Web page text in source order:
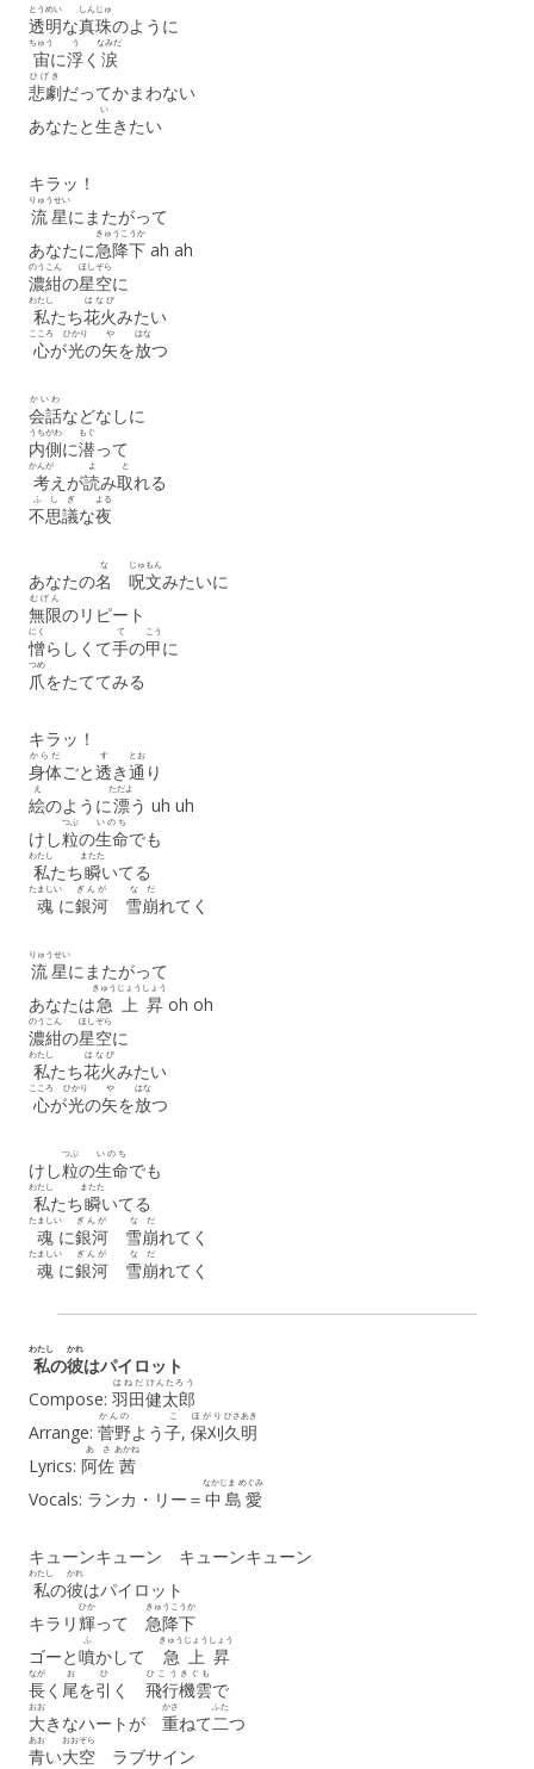
透明
とうめい
な真珠
しんじゅ
のように
宙
ちゅう
に浮
う
く 涙
なみだ
悲劇
ひげき
だってかまわない
あなたと生
い
きたい
キラッ！
流星
りゅうせい
にまたがって
あなたに急降下
きゅうこうか
ah ah
濃紺
のうこん
の星空
ほしぞら
に
私
わたし
たち花火
はなび
みたい
心
こころ
が光
ひかり
の矢
や
を放
はな
つ
会話
かいわ
などなしに
内側
うちがわ
に潜
もぐ
って
考
かんが
えが読
よ
み取
と
れる
不思議
ふしぎ
な夜
よる
あなたの名
な
呪文
じゅもん
みたいに
無限
むげん
のリピート
憎
にく
らしくて手
て
の甲
こう
に
爪
つめ
をたててみる
キラッ！
身体
からだ
ごと透
す
き通
とお
り
絵
え
のように漂
ただよ
う uh uh
けし粒
つぶ
の生命
いのち
でも
私
わたし
たち瞬
またた
いてる
魂
たましい
に銀河
ぎんが
雪崩
なだ
れてく
流星
りゅうせい
にまたがって
あなたは急上昇
きゅうじょうしょう
oh oh
濃紺
のうこん
の星空
ほしぞら
に
私
わたし
たち花火
はなび
みたい
心
こころ
が光
ひかり
の矢
や
を放
はな
つ
けし粒
つぶ
の生命
いのち
でも
私
わたし
たち瞬
またた
いてる
魂
たましい
に銀河
ぎんが
雪崩
なだ
れてく
魂
たましい
に銀河
ぎんが
雪崩
なだ
れてく
私
わたし
の彼
かれ
はパイロット
Compose: 羽田
はねだ
健太郎
けんたろう
Arrange: 菅野
かんの
よう子
こ
, 保刈
ほがり
久明
ひさあき
Lyrics: 阿佐
あさ
茜
あかね
Vocals: ランカ・リー＝ 中島愛
なかじま めぐみ
キューンキューン キューンキューン
私
わたし
の彼
かれ
はパイロット
キラリ輝
ひか
って 急降下
きゅうこうか
ゴーと噴
ふ
かして 急上昇
きゅうじょうしょう
長
なが
く 尾
お
を引
ひ
く 飛行機雲
ひこうきぐも
で
大
おお
きなハートが 重
かさ
ねて二
ふた
つ
青
あお
い大空
おおぞら
ラブサイン